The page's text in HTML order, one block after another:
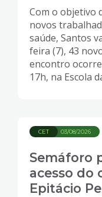
Com o objetivo
novos
saúde, Santos
feira (7), 43
encontro
17h, na Escola
03/08/2026
CET
Semáforo
acesso do
Epitácio